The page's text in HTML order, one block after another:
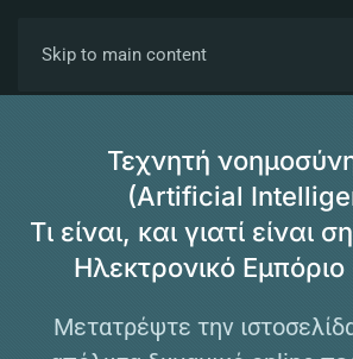
Skip to main content
Τεχνητή
(Artificial
Τι είναι, και γιατί είναι
Ηλεκτρονικό
Μετατρέψτε την